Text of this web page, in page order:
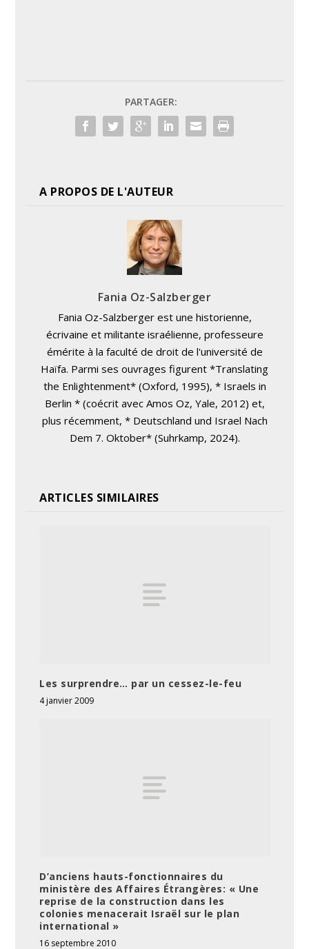
PARTAGER:
A PROPOS DE L'AUTEUR
Fania Oz-Salzberger
Fania Oz-Salzberger est une historienne,
écrivaine et militante israélienne, professeure
émérite à la faculté de droit de l'université de
Haïfa. Parmi ses ouvrages figurent *Translating
the Enlightenment* (Oxford, 1995), * Israels in
Berlin * (coécrit avec Amos Oz, Yale, 2012) et,
plus récemment, * Deutschland und Israel Nach
Dem 7. Oktober* (Suhrkamp, ​​2024).
ARTICLES SIMILAIRES
Les surprendre… par un cessez-le-feu
4 janvier 2009
D’anciens hauts-fonctionnaires du
ministère des Affaires Étrangères: « Une
reprise de la construction dans les
colonies menacerait Israël sur le plan
international »
16 septembre 2010